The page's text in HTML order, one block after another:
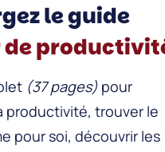
le guide
de
(37 pages) pour
productivité, trouver le
pour soi, découvrir les